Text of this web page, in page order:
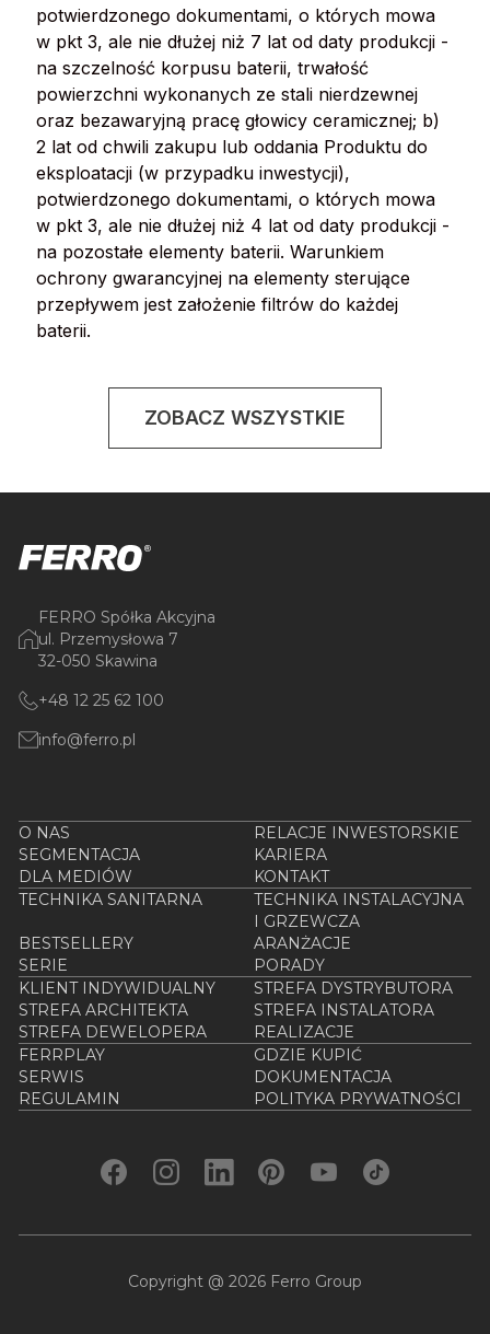
potwierdzonego dokumentami, o których mowa
w pkt 3, ale nie dłużej niż 7 lat od daty produkcji -
na szczelność korpusu baterii, trwałość
powierzchni wykonanych ze stali nierdzewnej
oraz bezawaryjną pracę głowicy ceramicznej; b)
2 lat od chwili zakupu lub oddania Produktu do
eksploatacji (w przypadku inwestycji),
potwierdzonego dokumentami, o których mowa
w pkt 3, ale nie dłużej niż 4 lat od daty produkcji -
na pozostałe elementy baterii. Warunkiem
ochrony gwarancyjnej na elementy sterujące
przepływem jest założenie filtrów do każdej
baterii.
ZOBACZ WSZYSTKIE
FERRO Spółka Akcyjna
ul. Przemysłowa 7
32-050 Skawina
+48 12 25 62 100
info@ferro.pl
O NAS
RELACJE INWESTORSKIE
SEGMENTACJA
KARIERA
DLA MEDIÓW
KONTAKT
TECHNIKA SANITARNA
TECHNIKA INSTALACYJNA
I GRZEWCZA
BESTSELLERY
ARANŻACJE
SERIE
PORADY
KLIENT INDYWIDUALNY
STREFA DYSTRYBUTORA
STREFA ARCHITEKTA
STREFA INSTALATORA
STREFA DEWELOPERA
REALIZACJE
FERRPLAY
GDZIE KUPIĆ
SERWIS
DOKUMENTACJA
REGULAMIN
POLITYKA PRYWATNOŚCI
Copyright @ 2026 Ferro Group